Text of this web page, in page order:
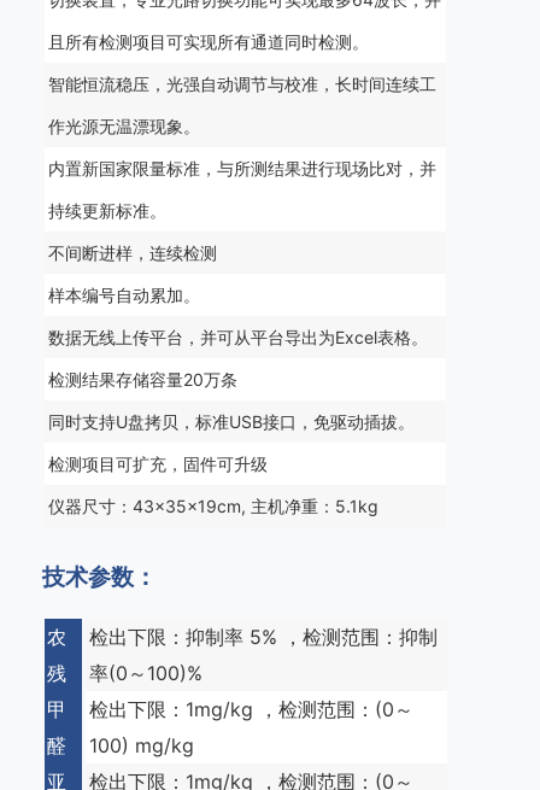
且所有检测项目可实现所有通道同时检测。
智能恒流稳压，光强自动调节与校准，长时间连续工
作光源无温漂现象。
内置新国家限量标准，与所测结果进行现场比对，并
持续更新标准。
不间断进样，连续检测
样本编号自动累加。
数据无线上传平台，并可从平台导出为Excel表格。
检测结果存储容量20万条
同时支持U盘拷贝，标准USB接口，免驱动插拔。
检测项目可扩充，固件可升级
仪器尺寸：43×35×19cm, 主机净重：5.1kg
技术参数：
农
残
甲
醛
亚
检出下限：抑制率 5% ，检测范围：抑制
率(0～100)%
检出下限：1mg/kg ，检测范围：(0～
100) mg/kg
检出下限：1mg/kg ，检测范围：(0～